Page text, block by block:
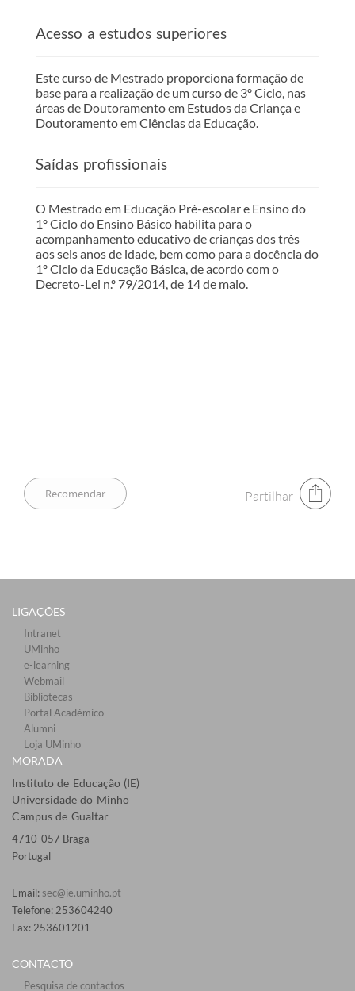
Acesso a estudos superiores
Este curso de Mestrado proporciona formação de
base para a realização de um curso de 3º Ciclo, nas
áreas de Doutoramento em Estudos da Criança e
Doutoramento em Ciências da Educação.
Saídas profissionais
O Mestrado em Educação Pré-escolar e Ensino do
1º Ciclo do Ensino Básico habilita para o
acompanhamento educativo de crianças dos três
aos seis anos de idade, bem como para a docência do
1º Ciclo da Educação Básica, de acordo com o
Decreto-Lei n.º 79/2014, de 14 de maio.
Partilhar
LIGAÇÕES​
Intranet
UMinho
e-learning
Webmail​
Bibliotecas​
Portal Académico
Alumni
Loja UMinho
MORADA
Instituto de Educação (IE)
Universidade do Minho
Campus de Gualtar
4710-057 Braga
Portugal
Email: sec@ie.uminho.pt
Telefone: 253604240
Fax: 253601201​
CONTACTO
Pesquisa de contactos